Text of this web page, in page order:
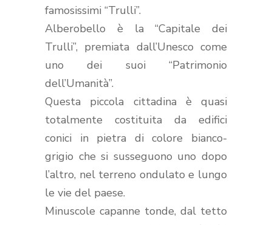
famosissimi “Trulli”.
Alberobello è la “Capitale dei
Trulli”, premiata dall’Unesco come
uno dei suoi “Patrimonio
dell’Umanità”.
Questa piccola cittadina è quasi
totalmente costituita da edifici
conici in pietra di colore bianco-
grigio che si susseguono uno dopo
l’altro, nel terreno ondulato e lungo
le vie del paese.
Minuscole capanne tonde, dal tetto